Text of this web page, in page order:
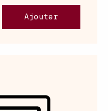
Ajouter